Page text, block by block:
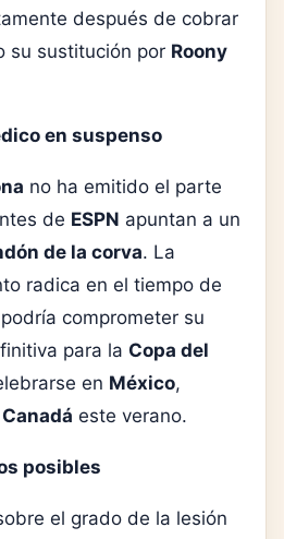
después de cobrar
su sustitución por Roony
en suspenso
no ha emitido el parte
de ESPN apuntan a un
de la corva. La
radica en el tiempo de
comprometer su
para la Copa del
en México,
Canadá este verano.
posibles
el grado de la lesión